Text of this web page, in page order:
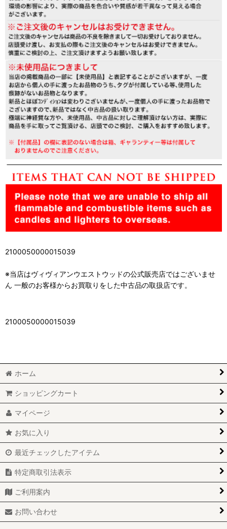
2100050000015039
※当店はヴィヴィアンウエストウッドの公式販売店ではございませ
ん 一般のお客様からお買取りをした中古品の取扱店です。
2100050000015039
ホーム
ショッピングカート
マイページ
お気に入り
最近チェックしたアイテム
特定商取引法表示
ご利用案内
お問い合わせ